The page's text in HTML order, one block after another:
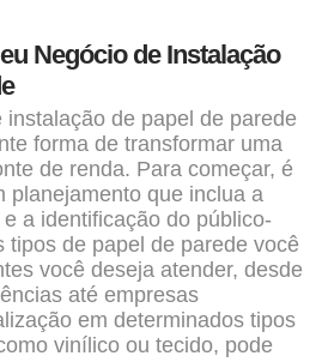
Negócio de Instalação
de papel de parede
forma de transformar uma
de renda. Para começar, é
planejamento que inclua a
a identificação do público-
tipos de papel de parede você
você deseja atender, desde
até empresas
em determinados tipos
vinílico ou tecido, pode